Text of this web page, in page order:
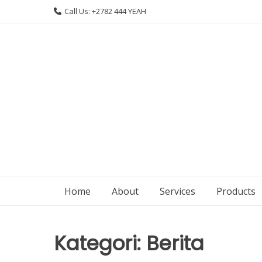
Call Us: +2782 444 YEAH
Home About Services Products
Kategori: Berita